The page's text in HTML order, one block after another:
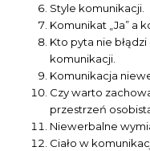
Style komunikacji.
Komunikat „Ja” a
Kto pyta nie
komunikacji.
Komunikacja
Czy warto
przestrzeń
Niewerbalne
Ciało w